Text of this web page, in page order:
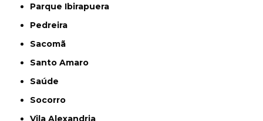
Parque Ibirapuera
Pedreira
Sacomã
Santo Amaro
Saúde
Socorro
Vila Alexandria